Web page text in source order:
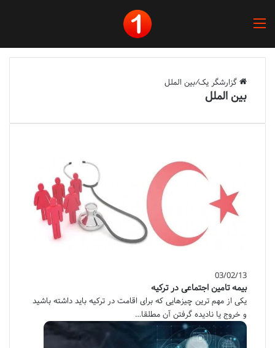
گزارشگر یک/بین الملل
بین الملل
03/02/13
بیمه تامین اجتماعی در ترکیه
یکی از مهم ترین چیزهایی که برای اقامت در ترکیه باید داشته باشید
و خروج یا نادیده گرفتن آن مطلقا…